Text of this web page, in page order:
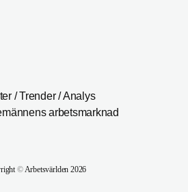
/ Trender / Analys
arbetsmarknad
©Arbetsvärlden 2026